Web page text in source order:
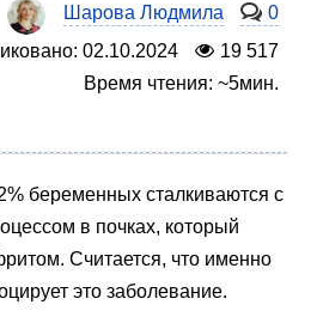
Шарова Людмила
0
02.10.2024
19 517
Время чтения: ~5мин.
беременных сталкиваются с
в почках, который
Считается, что именно
это заболевание.